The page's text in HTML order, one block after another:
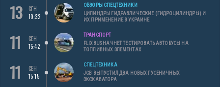
13
СЕН
10:32
ОБЗОРЫ СПЕЦТЕХНИКИ
ЦИЛИНДРЫ ГИДРАВЛИЧЕСКИЕ (ГИДРОЦИЛИНДРЫ) И
ИХ ПРИМЕНЕНИЕ В УКРАИНЕ
11
СЕН
15:42
ТРАНСПОРТ
FLIXBUS НАЧНЕТ ТЕСТИРОВАТЬ АВТОБУСЫ НА
ТОПЛИВНЫХ ЭЛЕМЕНТАХ
11
СЕН
15:15
СПЕЦТЕХНИКА
JCB ВЫПУСТИЛ ДВА НОВЫХ ГУСЕНИЧНЫХ
ЭКСКАВАТОРА